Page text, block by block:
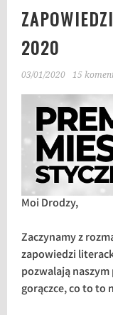
2020
03/01/2020 15
Moi Drodzy,
Zaczynamy z
zapowiedzi
pozwalają
gorączce, co to to